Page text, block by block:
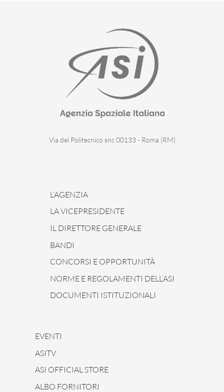
Via del Politecnico snc 00133 - Roma (RM)
L’AGENZIA
LA VICEPRESIDENTE
IL DIRETTORE GENERALE
BANDI
CONCORSI E OPPORTUNITÀ
NORME E REGOLAMENTI DELL’ASI
DOCUMENTI ISTITUZIONALI
EVENTI
ASITV
ASI OFFICIAL STORE
ALBO FORNITORI